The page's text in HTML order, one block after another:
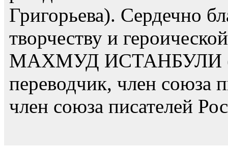
Григорьева). Сердечно
творчеству и
МАХМУД ИСТАНБУЛИ
переводчик, член союза
член союза писателей